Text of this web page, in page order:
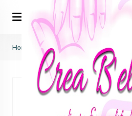
Home black by vanessa gelpolish 7ml